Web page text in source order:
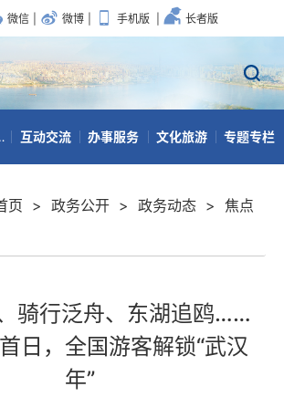
微信 微博 手机版 长者版
开 互动交流 办事服务 文化旅游 专题专栏
页 > 政务公开 > 政务动态 > 焦点
骑行泛舟、东湖追鸥……
日，全国游客解锁“武汉
年”